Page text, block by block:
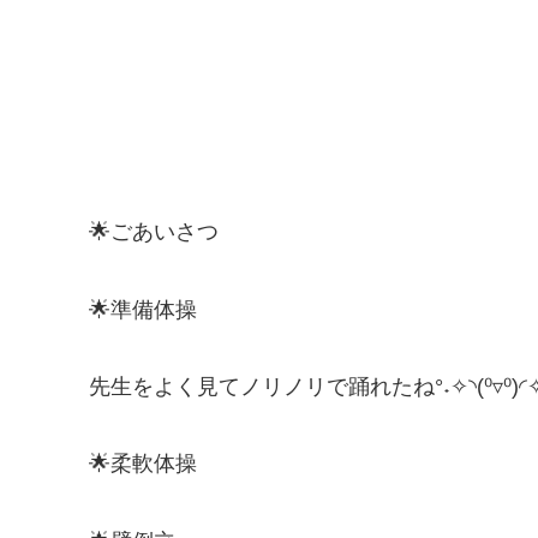
🌟ごあいさつ
🌟準備体操
先生をよく見てノリノリで踊れたね
🌟柔軟体操